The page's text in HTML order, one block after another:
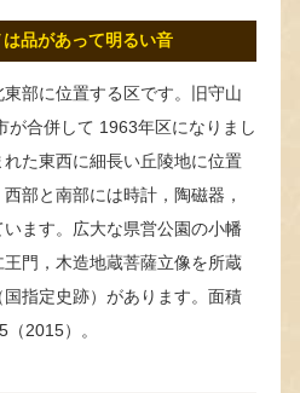
品があって明るい音
部に位置する区です。旧守山
が合併して 1963年区になりまし
た東西に細長い丘陵地に位置
部と南部には時計，陶磁器，
ます。広大な県営公園の小幡
門，木造地蔵菩薩立像を所蔵
指定史跡）があります。面積
2015）。